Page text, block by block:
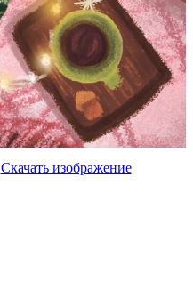
Скачать изображение